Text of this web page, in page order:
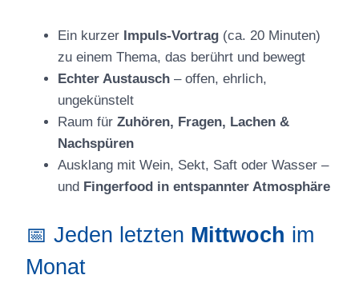
Ein kurzer Impuls-Vortrag (ca. 20 Minuten)
zu einem Thema, das berührt und bewegt
Echter Austausch – offen, ehrlich,
ungekünstelt
Raum für Zuhören, Fragen, Lachen &
Nachspüren
Ausklang mit Wein, Sekt, Saft oder Wasser –
und Fingerfood in entspannter Atmosphäre
📅 Jeden letzten Mittwoch im
Monat